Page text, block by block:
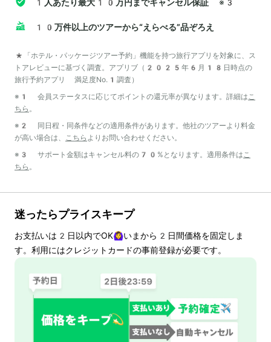
1人あたり最大10万円までキャンセル保証 ※3
10万件以上のツアーから“えらべる”品ぞろえ
*「ホテル・パッケージツアー予約」機能を持つ旅行アプリを対象に、ス
トアレビューに基づく調査。アプリブ（2025年6月18日時点の
旅行予約アプリ 満足度No.1調査）
※1 会員ステータスに応じてポイントの還元率が異なります。詳細は こ
ちら 。
※2 同日程・同条件などの適用条件があります。他社のツアーより料金
が高い場合は、
こちら よりお問い合わせください。
※3 サポート金額はキャンセル料の70%となります。適用条件は こ
ちら 。
迷ったらプライスキープ
お支払いは 2 日以内でOK🙆‍♀️いまから 2 日間価格を固定しま
す。利用にはクレジットカードの事前登録が必要です。